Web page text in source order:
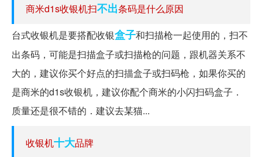
商米d1s收银机扫不出条码是什么原因
台式收银机是要搭配收银盒子和扫描枪一起使用的，扫不
出条码，可能是扫描盒子或扫描枪的问题，跟机器关系不
大的，建议你买个好点的扫描盒子或扫码枪，如果你买的
是商米的d1s收银机，建议你配个商米的小闪扫码盒子．
质量还是很不错的．建议去某猫...
收银机十大品牌